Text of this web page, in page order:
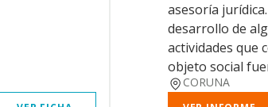
asesoría
desarrollo de
actividades que
objeto social
CORUNA